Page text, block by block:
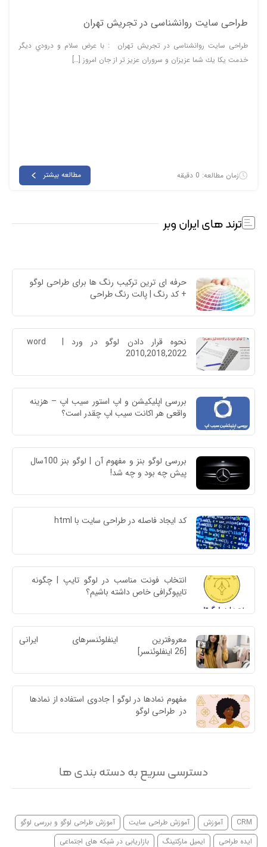
طراحی سایت روانشناسی در تجریش تهران
طراحی سایت روانشناسی در تجریش تهران : با عرض سلام و درودي ديگر
خدمت يكا يك شما عزيزان و سروران عزيز تر از جان امروز […]
زمان مطالعه: 0 دقیقه مطالعه بیشتر
ترند های ایران وبر
حرفه ای ترین ترکیب رنگ ها برای طراحی لوگو
+ کد رنگ | پالت رنگ طراحی
نحوه قرار دادن لوگو در ورد | word
2010,2018,2022
بررسی اپلیکیشن و اپ استور سیب اپ – هزینه
واقعی هر اکانت سیب اپ چقدر است؟
بررسی لوگو بنز و مفهوم آن | لوگو بنز 100سال
پیش چه بود و چه شد!
کد ایجاد فاصله در طراحی سایت با html
انتخاب فونت مناسب در لوگو تایپ | چگونه
تایپوگرافی خاص داشته باشیم؟
معروفترین اینفلوئنسرهای
[26 اینفلوئنسر]
مفهوم نمادها در لوگو | جادوی استفاده از نمادها
در  طراحی لوگو
دسترسی سریع به دسته بندی ها
CRM آموزش آموزش طراحی سایت
آموزش طراحی لوگو و بررسی لوگو
ایده طراحی
ایمیل مارکتینگ بازاریابی در شبکه های اجتماعی